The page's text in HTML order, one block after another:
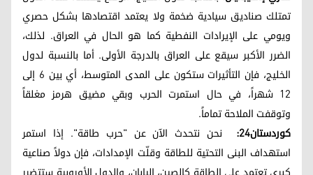
تمتلك صناديق سيادية ضخمة ولا يعتمد اقتصادها بشكل حصري
ويومي على الإيرادات النفطية كما هو الحال في العراق. لذلك،
الضرر الأكبر سيقع على العراق بالدرجة الأولى. أما بالنسبة لدول
الخليج، فإن التأثيرات ستكون على المدى المتوسط، أي بين 6 إلى
12 شهراً، في حال استمرت الحرب وبقي مضيق هرمز مغلقاً
وتوقفت الملاحة تماماً.
كوردستان24:
نحن نتحدث الآن عن "حرب طاقة". إذا استمر
استهداف البنى التحتية للطاقة وقلّت الإمدادات، فإن دولاً صناعية